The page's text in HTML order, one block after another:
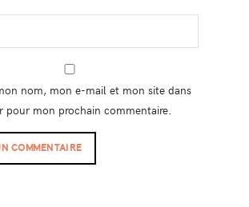
nom, mon e-mail et mon site dans
pour mon prochain commentaire.